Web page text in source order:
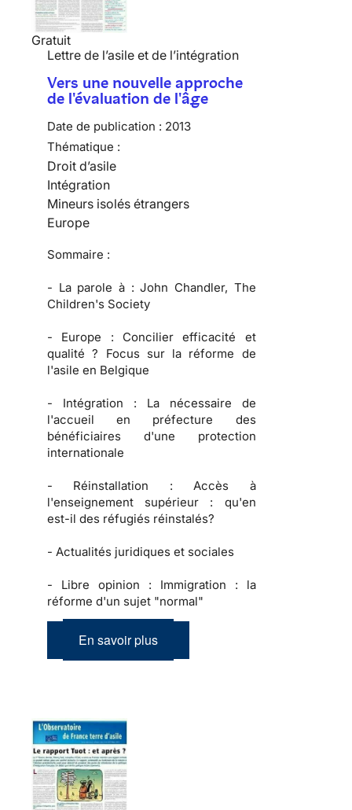
Gratuit
Lettre de l’asile et de l’intégration
Vers une nouvelle approche
de l'évaluation de l'âge
Date de publication : 2013
Thématique :
Droit d’asile
Intégration
Mineurs isolés étrangers
Europe
Sommaire :
- La parole à : John Chandler, The
Children's Society
- Europe : Concilier efficacité et
qualité ? Focus sur la réforme de
l'asile en Belgique
- Intégration : La nécessaire de
l'accueil en préfecture des
bénéficiaires d'une protection
internationale
- Réinstallation : Accès à
l'enseignement supérieur : qu'en
est-il des réfugiés réinstalés?
- Actualités juridiques et sociales
- Libre opinion : Immigration : la
réforme d'un sujet "normal"
En savoir plus